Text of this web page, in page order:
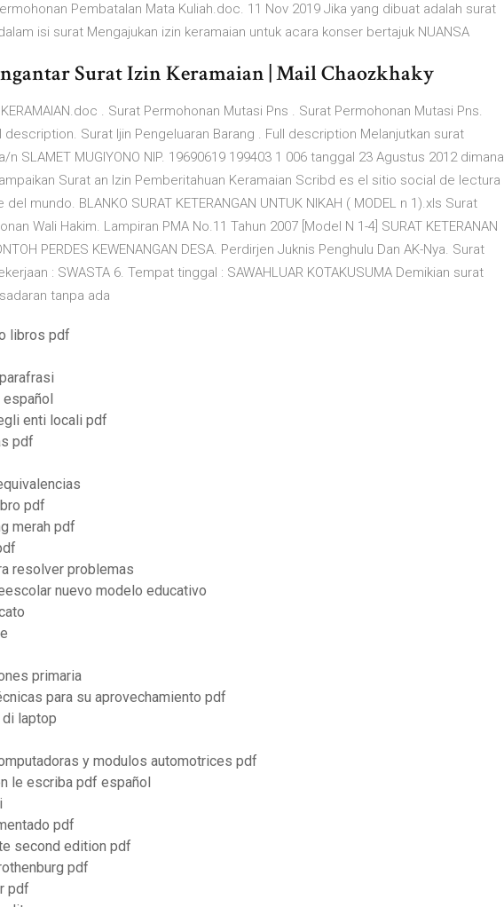
Pembatalan Mata Kuliah.doc. 11 Nov 2019 Jika yang dibuat adalah surat
isi surat Mengajukan izin keramaian untuk acara konser bertajuk NUANSA
Surat Izin Keramaian | Mail Chaozkhaky
KERAMAIAN.doc . Surat Permohonan Mutasi Pns . Surat Permohonan Mutasi Pns.
description. Surat Ijin Pengeluaran Barang . Full description Melanjutkan surat
SLAMET MUGIYONO NIP. 19690619 199403 1 006 tanggal 23 Agustus 2012 dimana
Surat an Izin Pemberitahuan Keramaian Scribd es el sitio social de lectura
mundo. BLANKO SURAT KETERANGAN UNTUK NIKAH ( MODEL n 1).xls Surat
Wali Hakim. Lampiran PMA No.11 Tahun 2007 [Model N 1-4] SURAT KETERANAN
PERDES KEWENANGAN DESA. Perdirjen Juknis Penghulu Dan AK-Nya. Surat
: SWASTA 6. Tempat tinggal : SAWAHLUAR KOTAKUSUMA Demikian surat
tanpa ada
libros pdf
enti locali pdf
pdf
pdf
merah pdf
resolver problemas
nuevo modelo educativo
primaria
para su aprovechamiento pdf
laptop
y modulos automotrices pdf
le escriba pdf español
pdf
second edition pdf
pdf
pdf